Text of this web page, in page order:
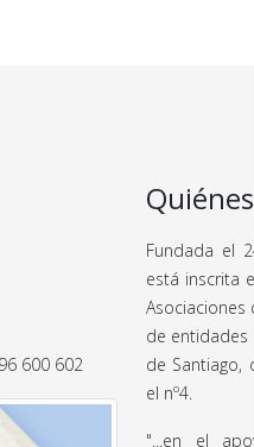
600 602
Fundada el
está inscrita
Asociaciones
de entidades
de Santiago,
el nº4.
"...en el